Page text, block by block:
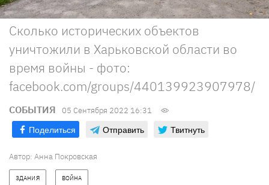
Сколько исторических объектов
уничтожили в Харьковской области во
время войны - фото:
facebook.com/groups/440139923907978/
СОБЫТИЯ 05 Сентября 2022 16:31
Поделиться Отправить Твитнуть
Автор: Анна Покровская
ЗДАНИЯ ВОЙНА